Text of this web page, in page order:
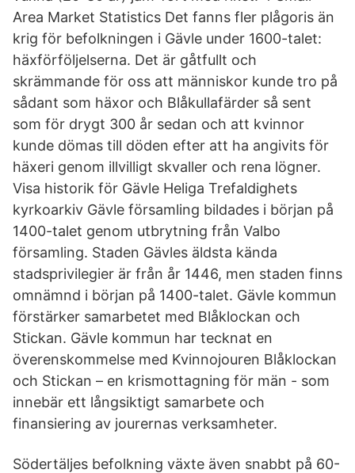
Area Market Statistics Det fanns fler plågoris än
krig för befolkningen i Gävle under 1600-talet:
häxförföljelserna. Det är gåtfullt och
skrämmande för oss att människor kunde tro på
sådant som häxor och Blåkullafärder så sent
som för drygt 300 år sedan och att kvinnor
kunde dömas till döden efter att ha angivits för
häxeri genom illvilligt skvaller och rena lögner.
Visa historik för Gävle Heliga Trefaldighets
kyrkoarkiv Gävle församling bildades i början på
1400-talet genom utbrytning från Valbo
församling. Staden Gävles äldsta kända
stadsprivilegier är från år 1446, men staden finns
omnämnd i början på 1400-talet. Gävle kommun
förstärker samarbetet med Blåklockan och
Stickan. Gävle kommun har tecknat en
överenskommelse med Kvinnojouren Blåklockan
och Stickan – en krismottagning för män - som
innebär ett långsiktigt samarbete och
finansiering av jourernas verksamheter.
Södertäljes befolkning växte även snabbt på 60-